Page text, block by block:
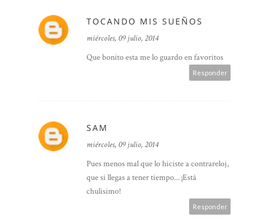
TOCANDO MIS SUEÑOS
miércoles, 09 julio, 2014
Que bonito esta me lo guardo en favoritos
Responder
SAM
miércoles, 09 julio, 2014
Pues menos mal que lo hiciste a contrareloj,
que si llegas a tener tiempo... ¡Está
chulisimo!
Responder